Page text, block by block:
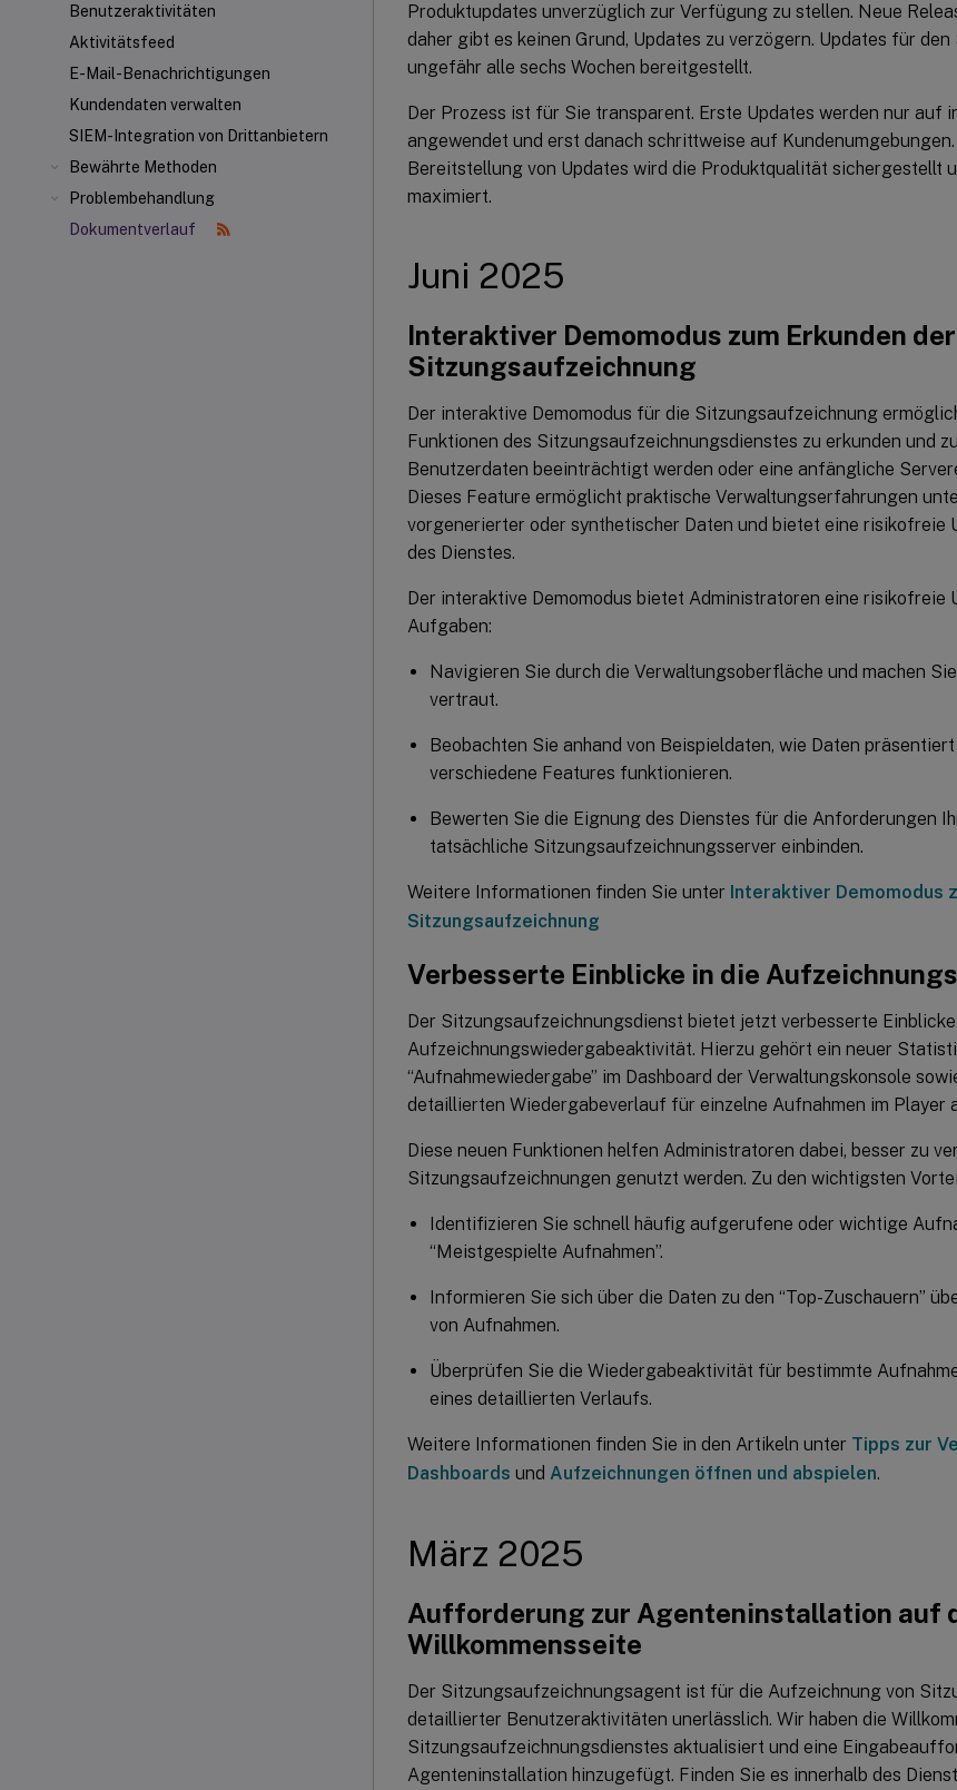
Benutzeraktivitäten
Aktivitätsfeed
E-Mail-Benachrichtigungen
Kundendaten verwalten
SIEM-Integration von Drittanbietern
Bewährte Methoden
Problembehandlung
Dokumentverlauf
Produktupdates unverzüglich zur Verfügung zu stellen. Neue
daher gibt es keinen Grund, Updates zu verzögern. Updates für
ungefähr alle sechs Wochen bereitgestellt.
Der Prozess ist für Sie transparent. Erste Updates werden nur auf
angewendet und erst danach schrittweise auf
Bereitstellung von Updates wird die Produktqualität sichergestellt
maximiert.
Juni 2025
Interaktiver Demomodus zum Erkunden der
Sitzungsaufzeichnung
Der interaktive Demomodus für die Sitzungsaufzeichnung
Funktionen des Sitzungsaufzeichnungsdienstes zu erkunden und
Benutzerdaten beeinträchtigt werden oder eine anfängliche
Dieses Feature ermöglicht praktische Verwaltungserfahrungen
vorgenerierter oder synthetischer Daten und bietet eine risikofreie
des Dienstes.
Der interaktive Demomodus bietet Administratoren eine risikofreie
Aufgaben:
Navigieren Sie durch die Verwaltungsoberfläche und machen
vertraut.
Beobachten Sie anhand von Beispieldaten, wie Daten
verschiedene Features funktionieren.
Bewerten Sie die Eignung des Dienstes für die Anforderungen
tatsächliche Sitzungsaufzeichnungsserver einbinden.
Weitere Informationen finden Sie unter Interaktiver Demomodus
Sitzungsaufzeichnung
Verbesserte Einblicke in die
Der Sitzungsaufzeichnungsdienst bietet jetzt verbesserte
Aufzeichnungswiedergabeaktivität. Hierzu gehört ein neuer
“Aufnahmewiedergabe” im Dashboard der Verwaltungskonsole
detaillierten Wiedergabeverlauf für einzelne Aufnahmen im Player
Diese neuen Funktionen helfen Administratoren dabei, besser zu
Sitzungsaufzeichnungen genutzt werden. Zu den wichtigsten
Identifizieren Sie schnell häufig aufgerufene oder wichtige
“Meistgespielte Aufnahmen”.
Informieren Sie sich über die Daten zu den “Top-Zuschauern”
von Aufnahmen.
Überprüfen Sie die Wiedergabeaktivität für bestimmte
eines detaillierten Verlaufs.
Weitere Informationen finden Sie in den Artikeln unter Tipps zur
Dashboards und Aufzeichnungen öffnen und abspielen.
März 2025
Aufforderung zur Agenteninstallation auf
Willkommensseite
Der Sitzungsaufzeichnungsagent ist für die Aufzeichnung von
detaillierter Benutzeraktivitäten unerlässlich. Wir haben die
Sitzungsaufzeichnungsdienstes aktualisiert und eine
Agenteninstallation hinzugefügt. Finden Sie es innerhalb des